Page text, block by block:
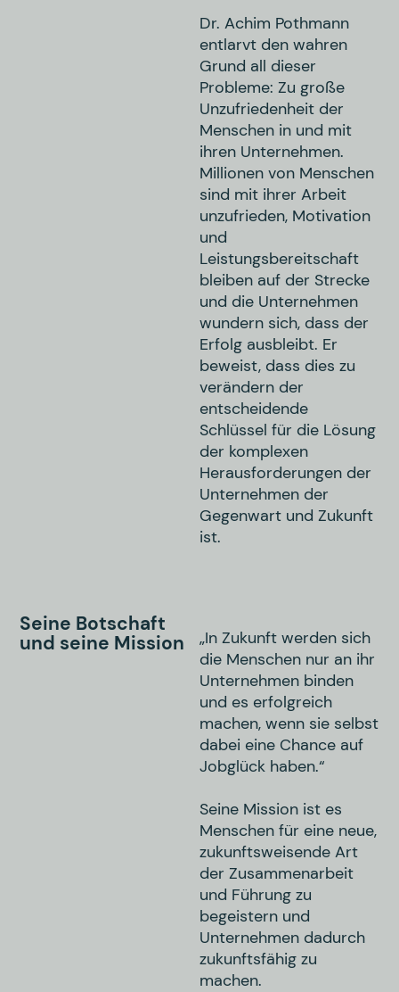
Dr. Achim Pothmann
entlarvt den wahren
Grund all dieser
Probleme: Zu große
Unzufriedenheit der
Menschen in und mit
ihren Unternehmen.
Millionen von Menschen
sind mit ihrer Arbeit
unzufrieden, Motivation
und
Leistungsbereitschaft
bleiben auf der Strecke
und die Unternehmen
wundern sich, dass der
Erfolg ausbleibt. Er
beweist, dass dies zu
verändern der
entscheidende
Schlüssel für die Lösung
der komplexen
Herausforderungen der
Unternehmen der
Gegenwart und Zukunft
ist.
Seine Botschaft
und seine Mission
„In Zukunft werden sich
die Menschen nur an ihr
Unternehmen binden
und es erfolgreich
machen, wenn sie selbst
dabei eine Chance auf
Jobglück haben.“
Seine Mission ist es
Menschen für eine neue,
zukunftsweisende Art
der Zusammenarbeit
und Führung zu
begeistern und
Unternehmen dadurch
zukunftsfähig zu
machen.